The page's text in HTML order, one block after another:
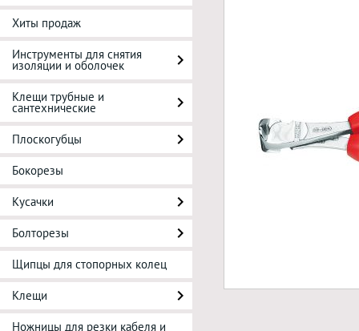
Хиты продаж
Инструменты для снятия
изоляции и оболочек
Клещи трубные и
сантехнические
Плоскогубцы
Бокорезы
Кусачки
Болторезы
Щипцы для стопорных колец
Клещи
Ножницы для резки кабеля и